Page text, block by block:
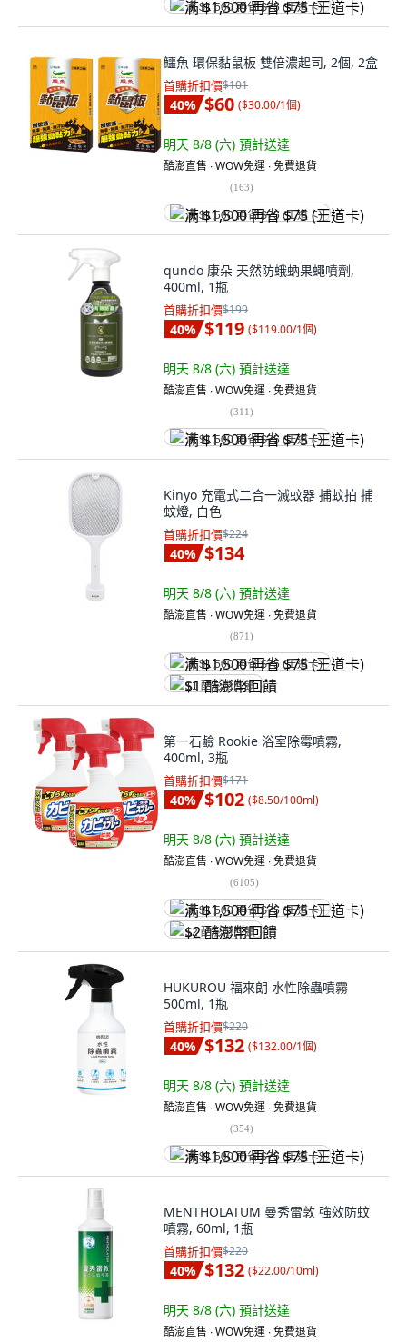
满 $1,500 再省 $75 (王道卡)
鱷魚 環保黏鼠板 雙倍濃起司, 2個, 2盒
首購折扣價$101
40% $60 ($30.00/1個)
明天 8/8 (六) 預計送達
酷澎直售 ∙ WOW免運 ∙ 免費退貨
(163)
满 $1,500 再省 $75 (王道卡)
qundo 康朵 天然防蛾蚋果蠅噴劑,
400ml, 1瓶
首購折扣價$199
40% $119 ($119.00/1個)
明天 8/8 (六) 預計送達
酷澎直售 ∙ WOW免運 ∙ 免費退貨
(311)
满 $1,500 再省 $75 (王道卡)
Kinyo 充電式二合一滅蚊器 捕蚊拍 捕
蚊燈, 白色
首購折扣價$224
40% $134
明天 8/8 (六) 預計送達
酷澎直售 ∙ WOW免運 ∙ 免費退貨
(871)
满 $1,500 再省 $75 (王道卡)
$1 酷澎幣回饋
第一石鹼 Rookie 浴室除霉噴霧,
400ml, 3瓶
首購折扣價$171
40% $102 ($8.50/100ml)
明天 8/8 (六) 預計送達
酷澎直售 ∙ WOW免運 ∙ 免費退貨
(6105)
满 $1,500 再省 $75 (王道卡)
$2 酷澎幣回饋
HUKUROU 福來朗 水性除蟲噴霧
500ml, 1瓶
首購折扣價$220
40% $132 ($132.00/1個)
明天 8/8 (六) 預計送達
酷澎直售 ∙ WOW免運 ∙ 免費退貨
(354)
满 $1,500 再省 $75 (王道卡)
MENTHOLATUM 曼秀雷敦 強效防蚊
噴霧, 60ml, 1瓶
首購折扣價$220
40% $132 ($22.00/10ml)
明天 8/8 (六) 預計送達
酷澎直售 ∙ WOW免運 ∙ 免費退貨